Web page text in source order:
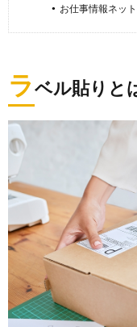
お仕事情報ネット
ラベル貼りと